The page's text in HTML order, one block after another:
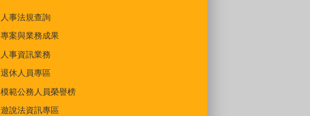
人事法規查詢
專案與業務成果
人事資訊業務
退休人員專區
模範公務人員榮譽榜
遊說法資訊專區